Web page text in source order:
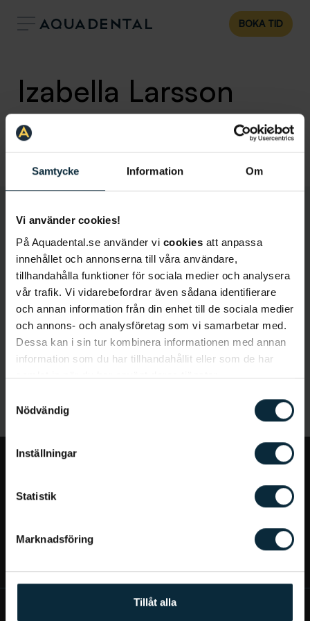
Samtycke Information Om
Vi använder cookies!
På Aquadental.se använder vi cookies att anpassa
innehållet och annonserna till våra användare,
tillhandahålla funktioner för sociala medier och analysera
vår trafik. Vi vidarebefordrar även sådana identifierare
och annan information från din enhet till de sociala medier
och annons- och analysföretag som vi samarbetar med.
Dessa kan i sin tur kombinera informationen med annan
information som du har tillhandahållit eller som de har
samlat in när du har använt deras tjänster.
Nödvändig
Inställningar
Statistik
Marknadsföring
Tillåt alla
BOKA TID
Izabella Larsson
Tandsköterska
Klinik: